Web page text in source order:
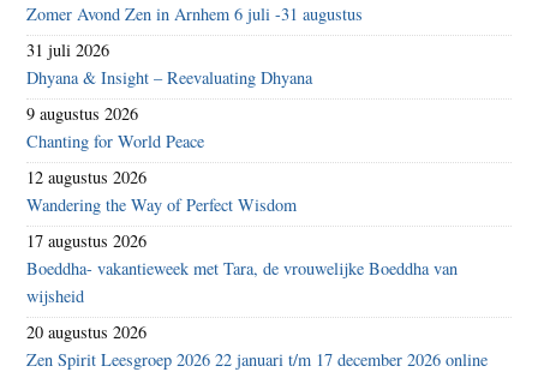
Zomer Avond Zen in Arnhem 6 juli -31 augustus
31 juli 2026
Dhyana & Insight – Reevaluating Dhyana
9 augustus 2026
Chanting for World Peace
12 augustus 2026
Wandering the Way of Perfect Wisdom
17 augustus 2026
Boeddha- vakantieweek met Tara, de vrouwelijke Boeddha van
wijsheid
20 augustus 2026
Zen Spirit Leesgroep 2026 22 januari t/m 17 december 2026 online